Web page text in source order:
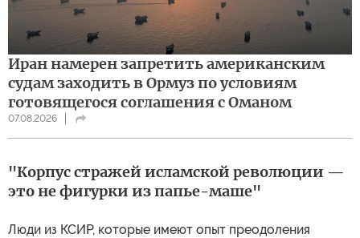
Иран намерен запретить американским
судам заходить в Ормуз по условиям
готовящегося соглашения с Оманом
07.08.2026
"Корпус стражей исламской революции —
это не фигурки из папье-маше"
Люди из КСИР, которые имеют опыт преодоления